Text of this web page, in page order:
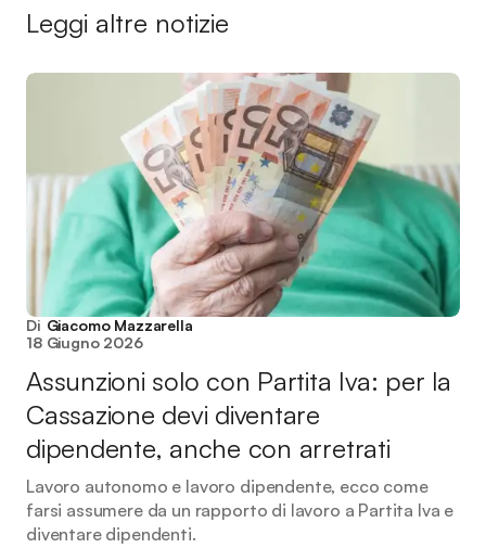
Leggi altre notizie
Di Giacomo Mazzarella
18 Giugno 2026
Assunzioni solo con Partita Iva: per la
Cassazione devi diventare
dipendente, anche con arretrati
Lavoro autonomo e lavoro dipendente, ecco come
farsi assumere da un rapporto di lavoro a Partita Iva e
diventare dipendenti.